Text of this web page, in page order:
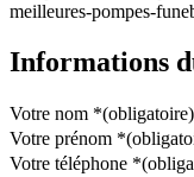
meilleures-pompes-
Informations
Votre nom *(obligatoire)
Votre prénom *
Votre téléphone *